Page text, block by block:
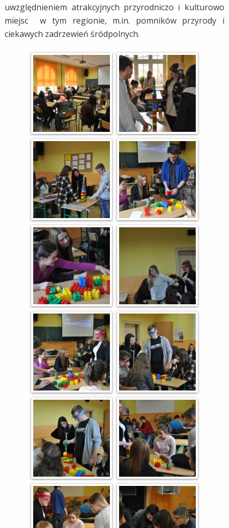
uwzględnieniem atrakcyjnych przyrodniczo i kulturowo
miejsc w tym regionie, m.in. pomników przyrody i
ciekawych zadrzewień śródpolnych.